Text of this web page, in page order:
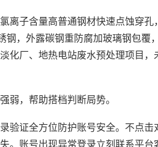
离子含量高普通钢材快速点蚀穿孔
钢，外露碳钢重防腐加玻璃钢包覆
化厂、地热电站废水预处理项目，
弱，帮助搭档判断局势。
验证全方位防护账号安全。不点击
。账号出现异常登录立刻联系平台